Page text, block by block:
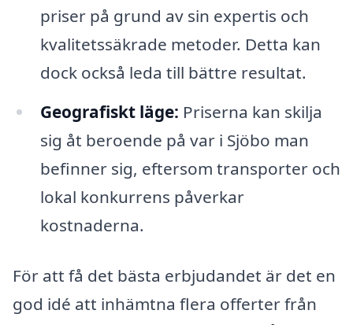
priser på grund av sin expertis och
kvalitetssäkrade metoder. Detta kan
dock också leda till bättre resultat.
Geografiskt läge: Priserna kan skilja
sig åt beroende på var i Sjöbo man
befinner sig, eftersom transporter och
lokal konkurrens påverkar
kostnaderna.
För att få det bästa erbjudandet är det en
god idé att inhämtna flera offerter från